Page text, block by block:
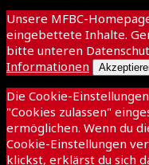
Unsere MFBC-
eingebettete Inhalte.
bitte unteren
Informationen
Die Cookie-
"Cookies zulassen"
ermöglichen. Wenn du
Cookie-Einstellungen
klickst, erklärst du sich